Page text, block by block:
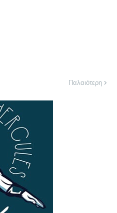
Παλαιότερη